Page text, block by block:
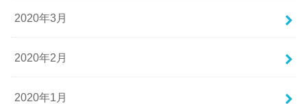
2020年3月
2020年2月
2020年1月